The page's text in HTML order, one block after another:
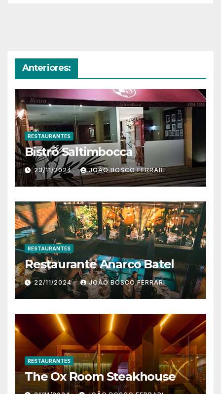
Anteriores:
RESTAURANTES
Bistrô Saltimbocca
23/11/2024 JOÃO BOSCO FERRARI
RESTAURANTES
Restaurante Anarco Batel
22/11/2024 JOÃO BOSCO FERRARI
RESTAURANTES
The Ox Room Steakhouse